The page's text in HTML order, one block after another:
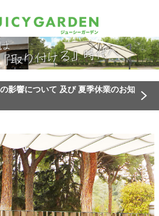
影響について 及び 夏季休業のお知